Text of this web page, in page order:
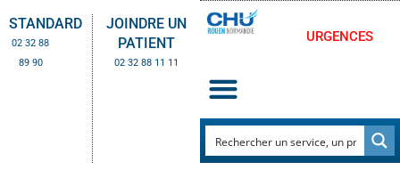
STANDARD
02 32 88
89 90
JOINDRE UN
PATIENT
02 32 88 11 11
URGENCES